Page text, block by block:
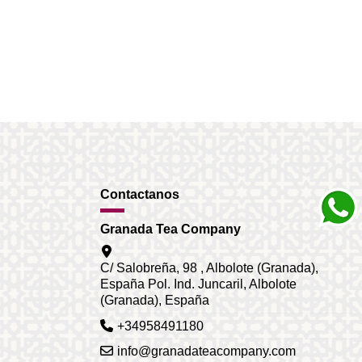
Contactanos
Granada Tea Company
C/ Salobreña, 98 , Albolote (Granada),
España Pol. Ind. Juncaril, Albolote
(Granada), España
+34958491180
info@granadateacompany.com